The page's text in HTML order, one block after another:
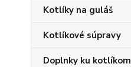
Kotlíky na guláš
Kotlíkové súpravy
Doplnky ku kotlíkom